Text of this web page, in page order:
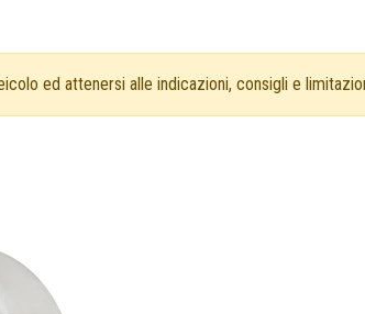
ed attenersi alle indicazioni, consigli e